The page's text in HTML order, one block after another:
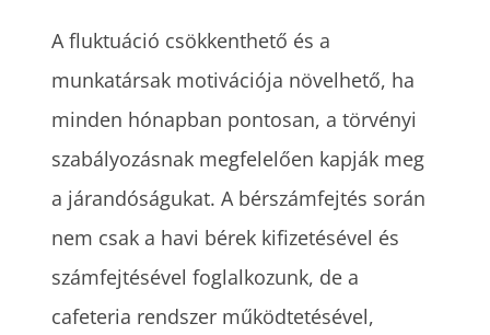
A fluktuáció csökkenthető és a
munkatársak motivációja növelhető, ha
minden hónapban pontosan, a törvényi
szabályozásnak megfelelően kapják meg
a járandóságukat. A bérszámfejtés során
nem csak a havi bérek kifizetésével és
számfejtésével foglalkozunk, de a
cafeteria rendszer működtetésével,